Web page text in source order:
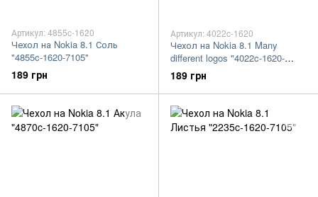
Артикул: 4855c-1620
Чехол на Nokia 8.1 Соль
"4855c-1620-7105"
189 грн
Артикул: 4022c-1620
Чехол на Nokia 8.1 Many
different logos "4022c-1620-
7105"
189 грн